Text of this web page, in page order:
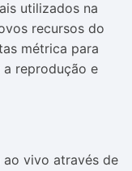
utilizados na
recursos do
métrica para
reprodução e
vivo através de